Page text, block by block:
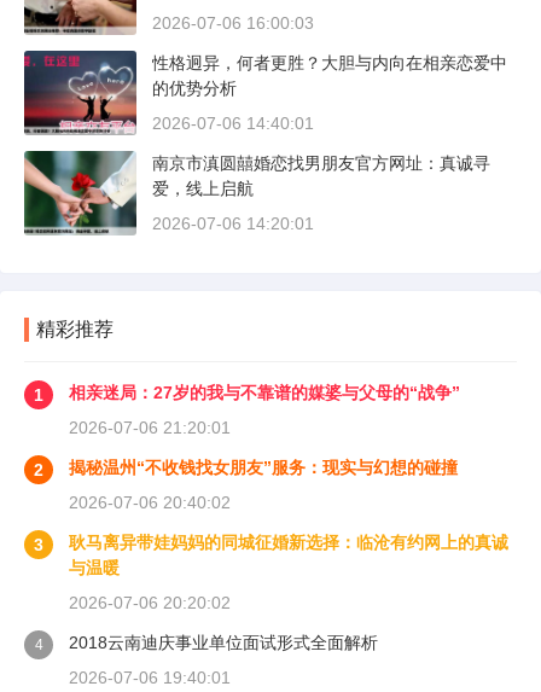
2026-07-06 16:00:03
性格迥异，何者更胜？大胆与内向在相亲恋爱中
的优势分析
2026-07-06 14:40:01
南京市滇圆囍婚恋找男朋友官方网址：真诚寻
爱，线上启航
2026-07-06 14:20:01
精彩推荐
1
相亲迷局：27岁的我与不靠谱的媒婆与父母的“战争”
2026-07-06 21:20:01
2
揭秘温州“不收钱找女朋友”服务：现实与幻想的碰撞
2026-07-06 20:40:02
3
耿马离异带娃妈妈的同城征婚新选择：临沧有约网上的真诚
与温暖
2026-07-06 20:20:02
4
2018云南迪庆事业单位面试形式全面解析
2026-07-06 19:40:01